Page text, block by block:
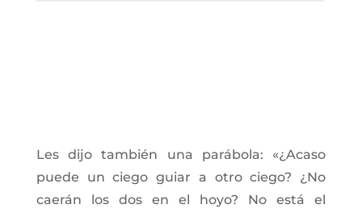
Les dijo también una parábola: «¿Acaso
puede un ciego guiar a otro ciego? ¿No
caerán los dos en el hoyo? No está el